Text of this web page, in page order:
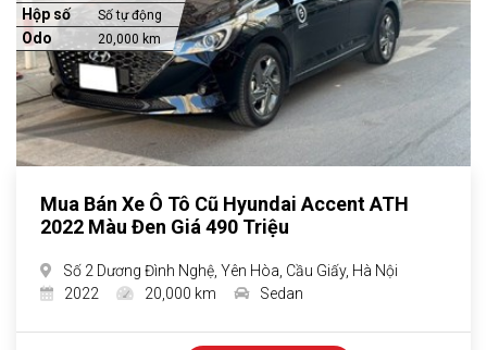
Hộp số Số tự động
Odo 20,000 km
Mua Bán Xe Ô Tô Cũ Hyundai Accent ATH
2022 Màu Đen Giá 490 Triệu
Số 2 Dương Đình Nghệ, Yên Hòa, Cầu Giấy, Hà Nội
2022
20,000 km Sedan